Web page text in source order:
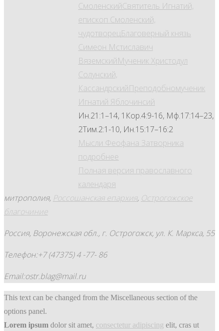
СмоленскийСвятитель Игнатий,
епископ Смоленский,
чудотворецБлаговерный князь
Симеон Мстиславич
ВяземскийМученик Христодул
Солунский,
КассандрскийПреподобномученик
Игнатий Яблочинсий
Ин.21:1–14, 1Кор.4:9-16, Мф.17:14–23,
2Тим.2:1-10, Ин.15:17–16:2
Мысли Феофана Затворника
подробнее
Полная версия православного
календаря
митрополия, Россошанская епархия, Острогожское
благочиние
Россия, Воронежская обл., г. Острогожск, ул. К. Маркса, 55
Телефон:+7 (47375) 4 -77- 86
Email:ostr.blag@mail.ru
This text can be changed from the Miscellaneous section of the
options panel.
Lorem ipsum dolor sit amet, consectetur adipiscing elit, cras ut